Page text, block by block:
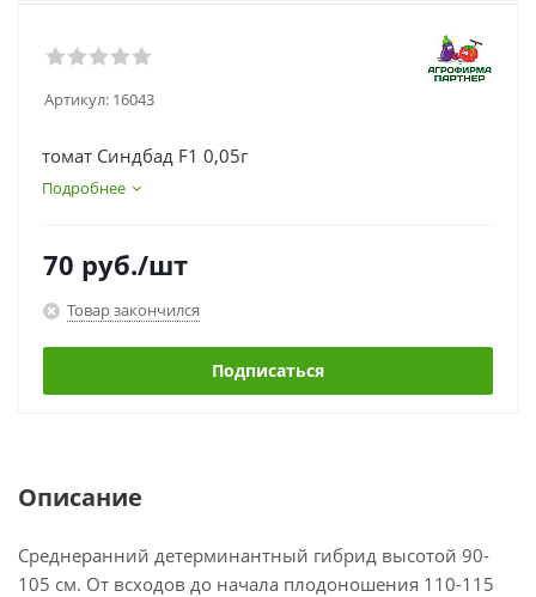
Артикул: 16043
томат Синдбад F1 0,05г
Подробнее
70 руб./шт
Товар закончился
Подписаться
Описание
Среднеранний детерминантный гибрид высотой 90-
105 см. От всходов до начала плодоношения 110-115